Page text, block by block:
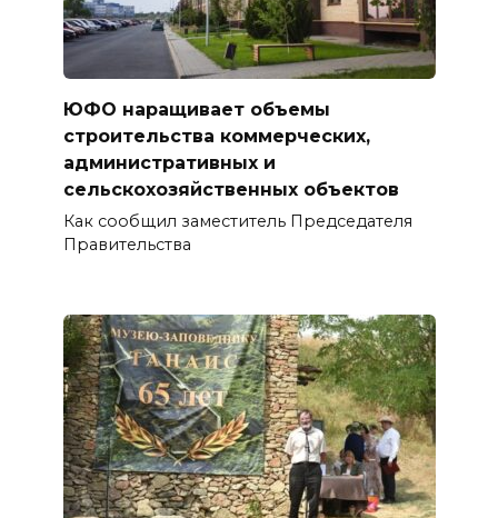
ЮФО наращивает объемы
строительства коммерческих,
административных и
сельскохозяйственных объектов
Как сообщил заместитель Председателя
Правительства